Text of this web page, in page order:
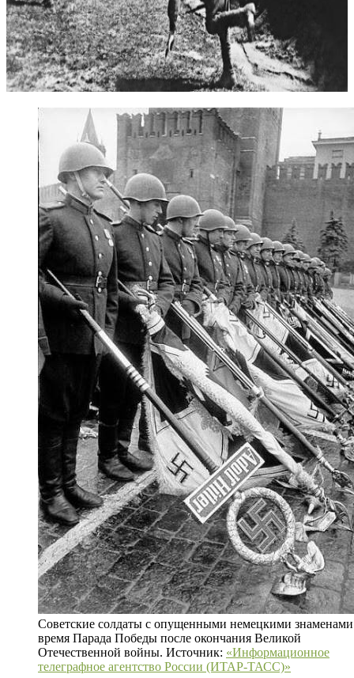
Советские солдаты с опущенными немецкими
время Парада Победы после окончания Великой
Отечественной войны. Источник: «Информационное
телеграфное агентство России (ИТАР-ТАСС)»